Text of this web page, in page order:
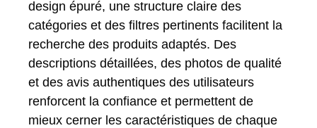
design épuré, une structure claire des
catégories et des filtres pertinents facilitent la
recherche des produits adaptés. Des
descriptions détaillées, des photos de qualité
et des avis authentiques des utilisateurs
renforcent la confiance et permettent de
mieux cerner les caractéristiques de chaque